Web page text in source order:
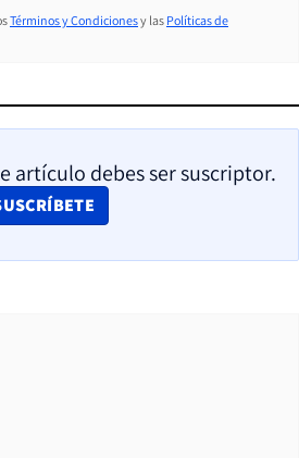
Términos y Condicionesy las Políticas de
artículo debes ser suscriptor.
IN NEW WINDOW